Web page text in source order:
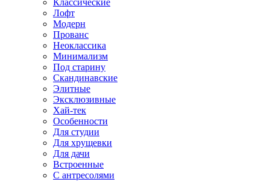
Классические
Лофт
Модерн
Прованс
Неоклассика
Минимализм
Под старину
Скандинавские
Элитные
Эксклюзивные
Хай-тек
Особенности
Для студии
Для хрущевки
Для дачи
Встроенные
С антресолями